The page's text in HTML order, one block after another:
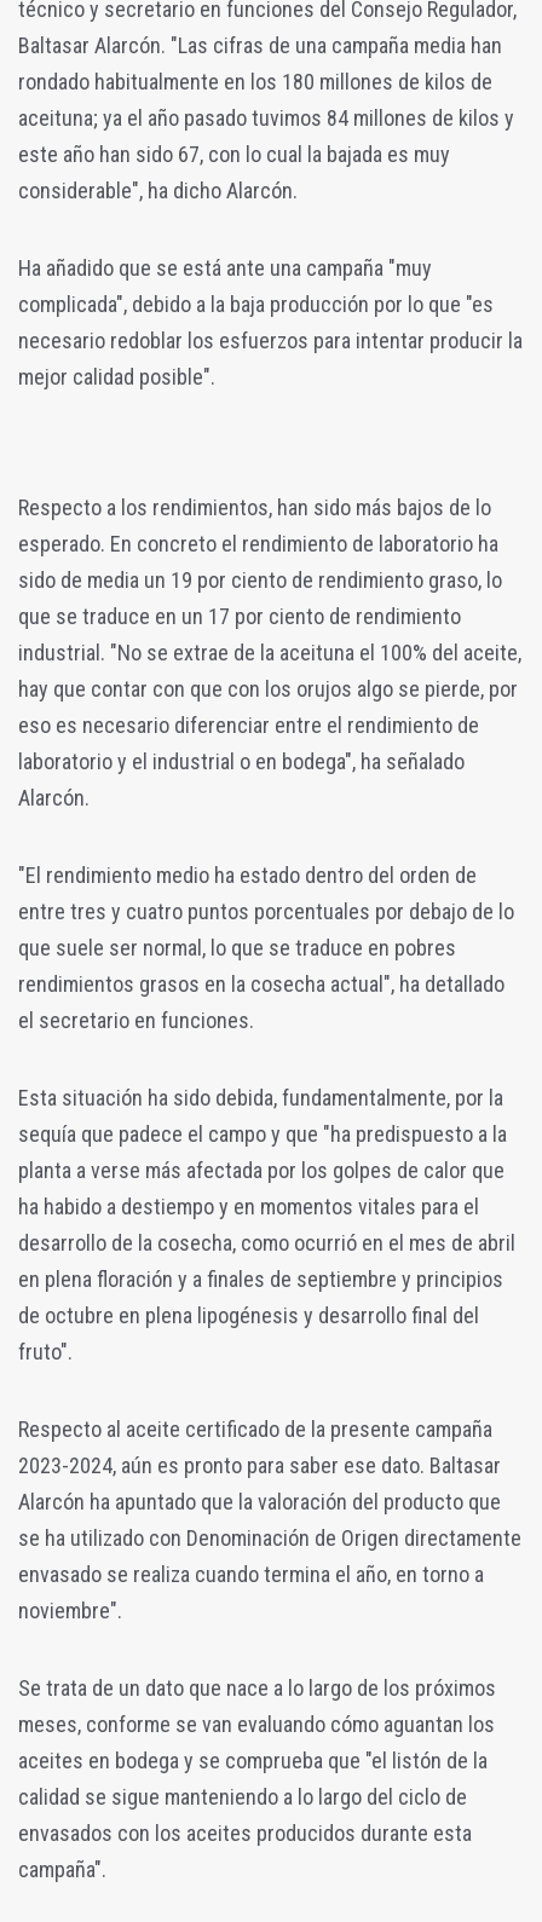
técnico y secretario en funciones del Consejo Regulador,
Baltasar Alarcón. "Las cifras de una campaña media han
rondado habitualmente en los 180 millones de kilos de
aceituna; ya el año pasado tuvimos 84 millones de kilos y
este año han sido 67, con lo cual la bajada es muy
considerable", ha dicho Alarcón.
Ha añadido que se está ante una campaña "muy
complicada", debido a la baja producción por lo que "es
necesario redoblar los esfuerzos para intentar producir la
mejor calidad posible".
Respecto a los rendimientos, han sido más bajos de lo
esperado. En concreto el rendimiento de laboratorio ha
sido de media un 19 por ciento de rendimiento graso, lo
que se traduce en un 17 por ciento de rendimiento
industrial. "No se extrae de la aceituna el 100% del aceite,
hay que contar con que con los orujos algo se pierde, por
eso es necesario diferenciar entre el rendimiento de
laboratorio y el industrial o en bodega", ha señalado
Alarcón.
"El rendimiento medio ha estado dentro del orden de
entre tres y cuatro puntos porcentuales por debajo de lo
que suele ser normal, lo que se traduce en pobres
rendimientos grasos en la cosecha actual", ha detallado
el secretario en funciones.
Esta situación ha sido debida, fundamentalmente, por la
sequía que padece el campo y que "ha predispuesto a la
planta a verse más afectada por los golpes de calor que
ha habido a destiempo y en momentos vitales para el
desarrollo de la cosecha, como ocurrió en el mes de abril
en plena floración y a finales de septiembre y principios
de octubre en plena lipogénesis y desarrollo final del
fruto".
Respecto al aceite certificado de la presente campaña
2023-2024, aún es pronto para saber ese dato. Baltasar
Alarcón ha apuntado que la valoración del producto que
se ha utilizado con Denominación de Origen directamente
envasado se realiza cuando termina el año, en torno a
noviembre".
Se trata de un dato que nace a lo largo de los próximos
meses, conforme se van evaluando cómo aguantan los
aceites en bodega y se comprueba que "el listón de la
calidad se sigue manteniendo a lo largo del ciclo de
envasados con los aceites producidos durante esta
campaña".